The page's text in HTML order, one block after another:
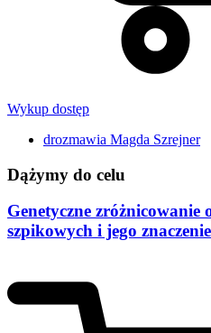
Wykup dostęp
drozmawia Magda Szrejner
Dążymy do celu
Genetyczne zróżnicowanie
szpikowych i jego